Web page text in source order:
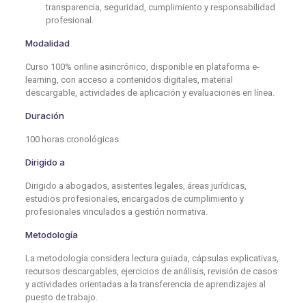
transparencia, seguridad, cumplimiento y responsabilidad
profesional.
Modalidad
Curso 100% online asincrónico, disponible en plataforma e-
learning, con acceso a contenidos digitales, material
descargable, actividades de aplicación y evaluaciones en línea.
Duración
100 horas cronológicas.
Dirigido a
Dirigido a abogados, asistentes legales, áreas jurídicas,
estudios profesionales, encargados de cumplimiento y
profesionales vinculados a gestión normativa.
Metodología
La metodología considera lectura guiada, cápsulas explicativas,
recursos descargables, ejercicios de análisis, revisión de casos
y actividades orientadas a la transferencia de aprendizajes al
puesto de trabajo.